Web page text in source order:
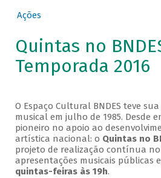
Ações
Quintas no
Temporada 2016
O Espaço Cultural BNDES teve
musical em julho de 1985. Desde
pioneiro no apoio ao
artística nacional: o Quintas no
projeto de realização contínua no
apresentações musicais públicas
quintas-feiras às 19h.